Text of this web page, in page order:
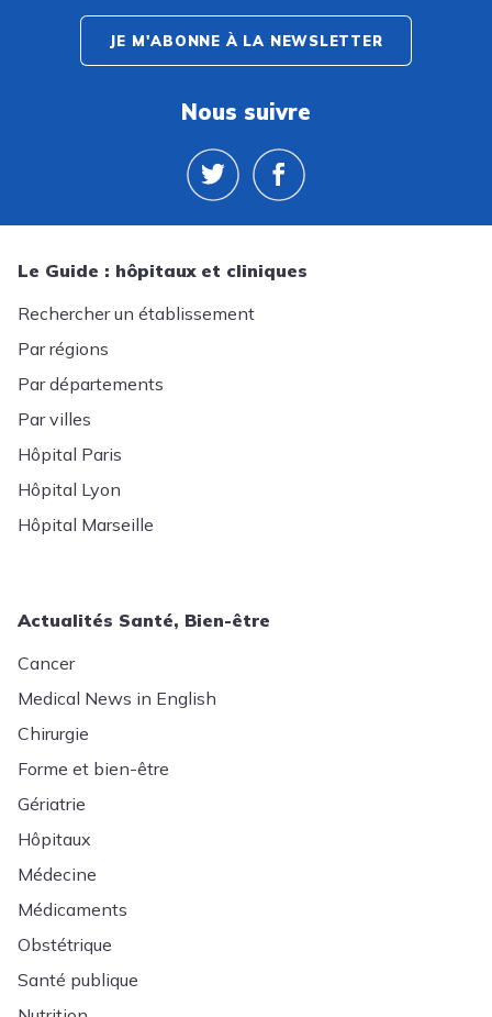
JE M'ABONNE À LA NEWSLETTER
Nous suivre
Le Guide : hôpitaux et cliniques
Rechercher un établissement
Par régions
Par départements
Par villes
Hôpital Paris
Hôpital Lyon
Hôpital Marseille
Actualités Santé, Bien-être
Cancer
Medical News in English
Chirurgie
Forme et bien-être
Gériatrie
Hôpitaux
Médecine
Médicaments
Obstétrique
Santé publique